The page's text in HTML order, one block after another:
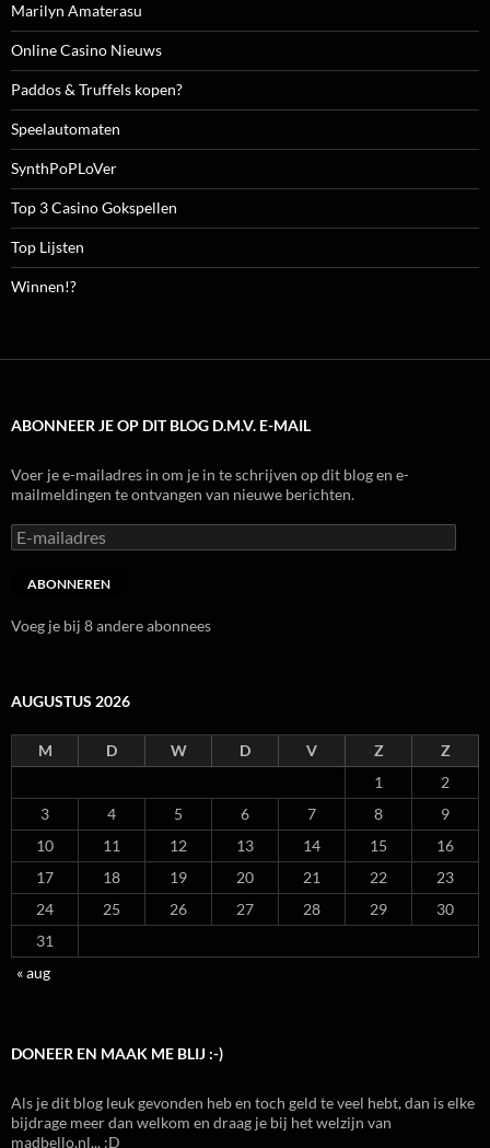
Marilyn Amaterasu
Online Casino Nieuws
Paddos & Truffels kopen?
Speelautomaten
SynthPoPLoVer
Top 3 Casino Gokspellen
Top Lijsten
Winnen!?
ABONNEER JE OP DIT BLOG D.M.V. E-MAIL
Voer je e-mailadres in om je in te schrijven op dit blog en e-
mailmeldingen te ontvangen van nieuwe berichten.
E-
mailadres
ABONNEREN
Voeg je bij 8 andere abonnees
AUGUSTUS 2026
M D W D V Z
Z
1
2
3
4 5 6 7 8
9
10
11 12 13 14 15
16
17
18 19 20 21 22
23
24
25 26 27 28 29
30
31
« aug
DONEER EN MAAK ME BLIJ :-)
Als je dit blog leuk gevonden heb en toch geld te veel hebt, dan is elke
bijdrage meer dan welkom en draag je bij het welzijn van
madbello.nl... :D